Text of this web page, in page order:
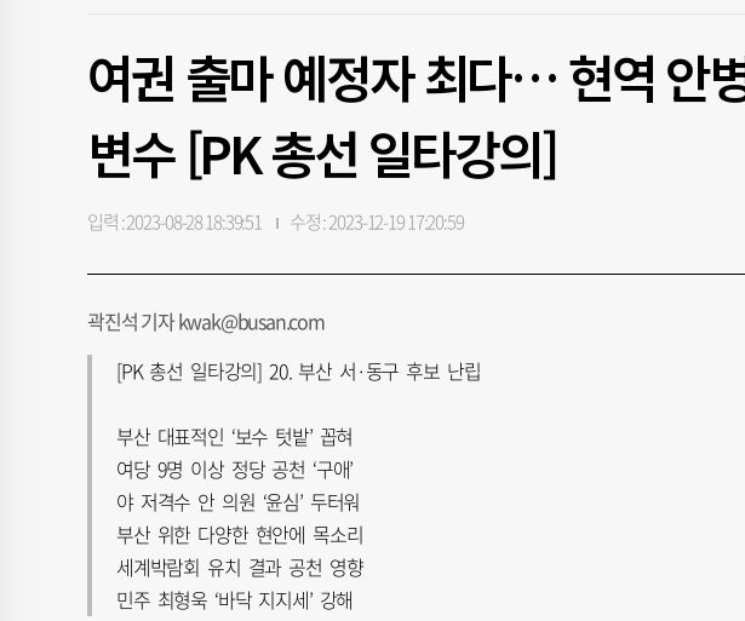
여권 출마 예정자 최다… 현역 안
변수 [PK 총선 일타강의]
입력 : 2023-08-28 18:39:51 수정 : 2023-12-19 17:20:59
곽진석 기자 kwak@busan.com
[PK 총선 일타강의] 20. 부산 서·동구 후보 난립
부산 대표적인 ‘보수 텃밭’ 꼽혀
여당 9명 이상 정당 공천 ‘구애’
야 저격수 안 의원 ‘윤심’ 두터워
부산 위한 다양한 현안에 목소리
세계박람회 유치 결과 공천 영향
민주 최형욱 ‘바닥 지지세’ 강해